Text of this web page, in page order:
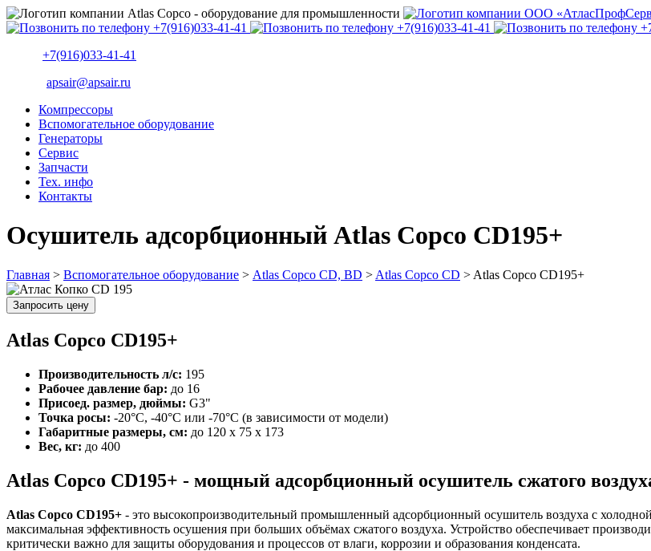
+7(916)033-41-41
apsair@apsair.ru
Компрессоры
Вспомогательное оборудование
Генераторы
Сервис
Запчасти
Тех. инфо
Контакты
Осушитель адсорбционный Atlas Copco CD195+
Главная > Вспомогательное оборудование > Atlas Copco CD, BD > Atlas Copco CD > Atlas Copco CD195+
Запросить цену
Atlas Copco CD195+
Производительность л/с: 195
Рабочее давление бар: до 16
Присоед. размер, дюймы: G3"
Точка росы: -20°C, -40°C или -70°C (в зависимости от модели)
Габаритные размеры, см: до 120 х 75 х 173
Вес, кг: до 400
Atlas Copco CD195+ - мощный адсорбционный осушитель сжатого
Atlas Copco CD195+ - это высокопроизводительный промышленный адсорбционный осушитель воздуха с
максимальная эффективность осушения при больших объёмах сжатого воздуха. Устройство обеспечивает
критически важно для защиты оборудования и процессов от влаги, коррозии и образования конденсата.